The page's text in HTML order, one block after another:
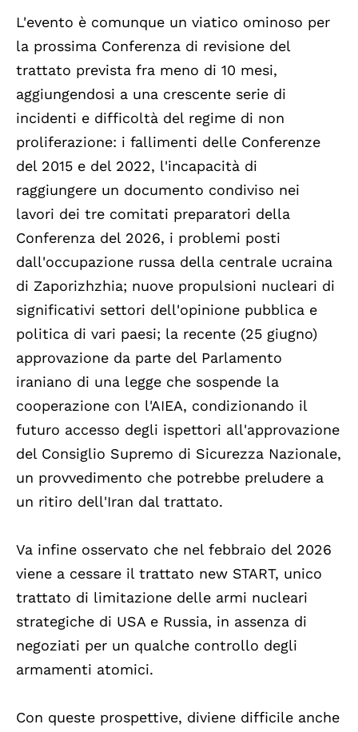
L'evento è comunque un viatico ominoso per
la prossima Conferenza di revisione del
trattato prevista fra meno di 10 mesi,
aggiungendosi a una crescente serie di
incidenti e difficoltà del regime di non
proliferazione: i fallimenti delle Conferenze
del 2015 e del 2022, l'incapacità di
raggiungere un documento condiviso nei
lavori dei tre comitati preparatori della
Conferenza del 2026, i problemi posti
dall'occupazione russa della centrale ucraina
di Zaporizhzhia; nuove propulsioni nucleari di
significativi settori dell'opinione pubblica e
politica di vari paesi; la recente (25 giugno)
approvazione da parte del Parlamento
iraniano di una legge che sospende la
cooperazione con l'AIEA, condizionando il
futuro accesso degli ispettori all'approvazione
del Consiglio Supremo di Sicurezza Nazionale,
un provvedimento che potrebbe preludere a
un ritiro dell'Iran dal trattato.
Va infine osservato che nel febbraio del 2026
viene a cessare il trattato new START, unico
trattato di limitazione delle armi nucleari
strategiche di USA e Russia, in assenza di
negoziati per un qualche controllo degli
armamenti atomici.
Con queste prospettive, diviene difficile anche